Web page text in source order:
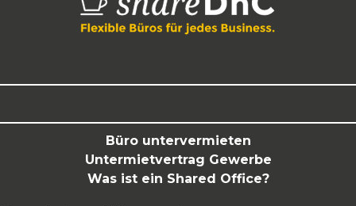
Büro untervermieten
Untermietvertrag Gewerbe
Was ist ein Shared Office?